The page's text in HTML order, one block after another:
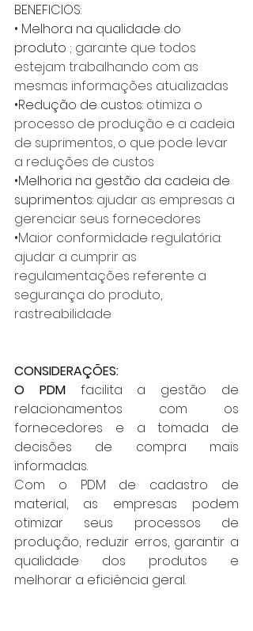
BENEFICIOS:
• Melhora na qualidade do
produto ; garante que todos
estejam trabalhando com as
mesmas informações atualizadas
•Redução de custos: otimiza o
processo de produção e a cadeia
de suprimentos, o que pode levar
a reduções de custos
•Melhoria na gestão da cadeia de
suprimentos: ajudar as empresas a
gerenciar seus fornecedores
•Maior conformidade regulatória:
ajudar a cumprir as
regulamentações referente a
segurança do produto,
rastreabilidade
CONSIDERAÇÕES:
O PDM facilita a gestão de
relacionamentos com os
fornecedores e a tomada de
decisões de compra mais
informadas.
Com o PDM de cadastro de
material, as empresas podem
otimizar seus processos de
produção, reduzir erros, garantir a
qualidade dos produtos e
melhorar a eficiência geral.